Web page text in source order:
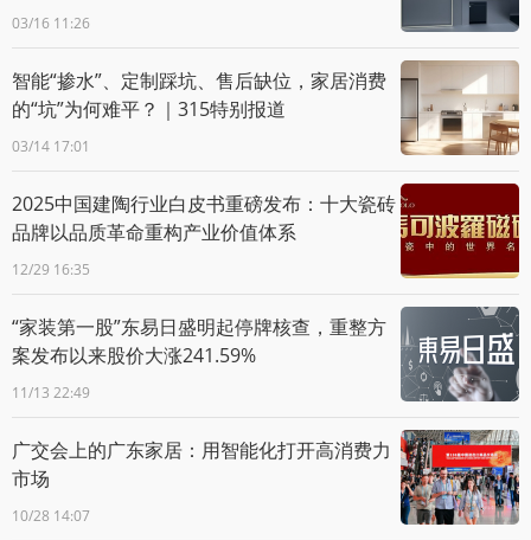
03/16 11:26
智能“掺水”、定制踩坑、售后缺位，家居消费
的“坑”为何难平？｜315特别报道
03/14 17:01
2025中国建陶行业白皮书重磅发布：十大瓷砖
品牌以品质革命重构产业价值体系
12/29 16:35
“家装第一股”东易日盛明起停牌核查，重整方
案发布以来股价大涨241.59%
11/13 22:49
广交会上的广东家居：用智能化打开高消费力
市场
10/28 14:07